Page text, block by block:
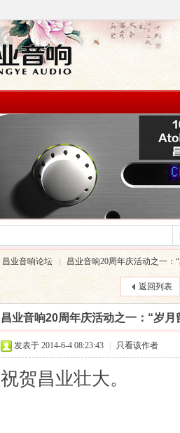
昌业音响论坛
›
昌业音响20周年庆活动之一
返回列表
昌业音响20周年庆活动之一：“岁
发表于 2014-6-4 08:23:43 只看该作者
祝贺昌业壮大。